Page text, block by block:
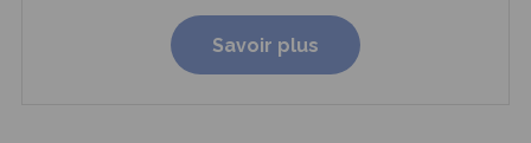
Savoir plus